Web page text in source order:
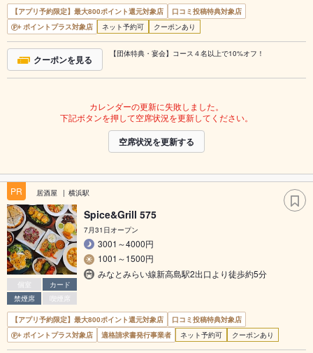
【アプリ予約限定】最大800ポイント還元対象店
口コミ投稿特典対象店
ポイントプラス対象店
ネット予約可 クーポンあり
クーポンを見る 【団体特典・宴会】コース４名以上で10%オフ！
カレンダーの更新に失敗しました。
下記ボタンを押して空席状況を更新してください。
空席状況を更新する
PR 居酒屋 横浜駅
個室
カード
禁煙席
喫煙席
Spice&Grill 575
7月31日オープン
3001～4000円
1001～1500円
みなとみらい線新高島駅2出口より徒歩約5分
【アプリ予約限定】最大800ポイント還元対象店
口コミ投稿特典対象店
ポイントプラス対象店
適格請求書発行事業者 ネット予約可 クーポンあり